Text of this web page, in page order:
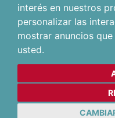
interés en nuestros
personalizar las
mostrar anuncios
usted.